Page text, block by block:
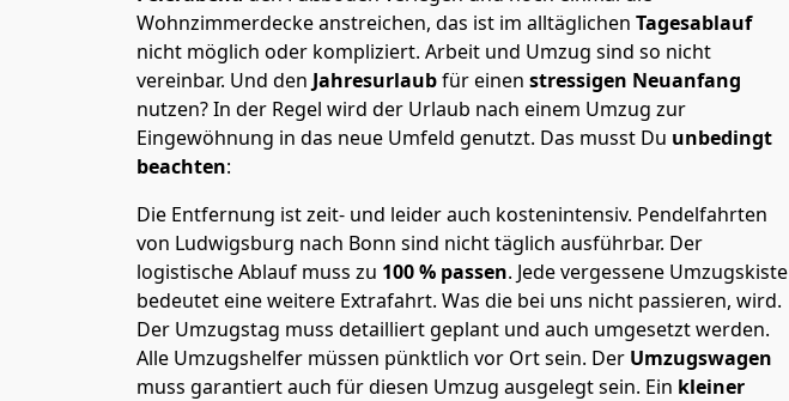
Wohnzimmerdecke anstreichen, das ist im alltäglichen Tagesablauf
nicht möglich oder kompliziert. Arbeit und Umzug sind so nicht
vereinbar. Und den Jahresurlaubfür einen stressigen Neuanfang
nutzen? In der Regel wird der Urlaub nach einem Umzug zur
Eingewöhnung in das neue Umfeld genutzt. Das musst Du unbedingt
beachten:
Die Entfernung ist zeit- und leider auch kostenintensiv. Pendelfahrten
von Ludwigsburg nach Bonn sind nicht täglich ausführbar. Der
logistische Ablauf muss zu 100 % passen. Jede vergessene Umzugskiste
bedeutet eine weitere Extrafahrt. Was die bei uns nicht passieren, wird.
Der Umzugstag muss detailliert geplant und auch umgesetzt werden.
Alle Umzugshelfer müssen pünktlich vor Ort sein. Der Umzugswagen
muss garantiert auch für diesen Umzug ausgelegt sein. Ein kleiner